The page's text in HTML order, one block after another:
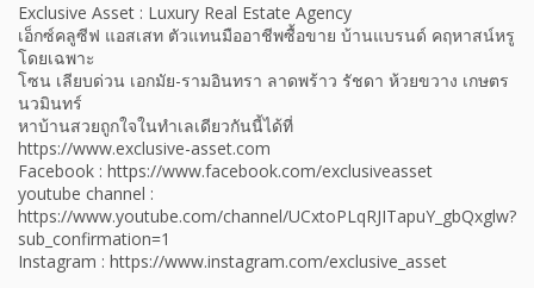
Exclusive Asset : Luxury Real Estate Agency
เอ็กซ์คลูซีฟ แอสเสท ตัวแทนมืออาชีพซื้อขาย บ้านแบรนด์ คฤหาสน์หรู
โดยเฉพาะ
โซน เลียบด่วน เอกมัย-รามอินทรา ลาดพร้าว รัชดา ห้วยขวาง เกษตร
นวมินทร์
หาบ้านสวยถูกใจในทำเลเดียวกันนี้ได้ที่
https://www.exclusive-asset.com
Facebook : https://www.facebook.com/exclusiveasset
youtube channel :
https://www.youtube.com/channel/UCxtoPLqRJITapuY_gbQxglw?
sub_confirmation=1
Instagram : https://www.instagram.com/exclusive_asset